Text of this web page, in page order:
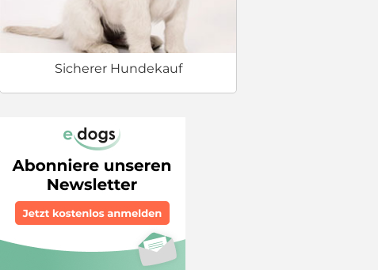
Sicherer Hundekauf